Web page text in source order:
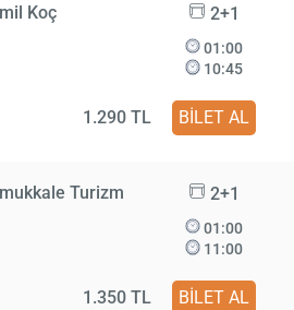
Koç 2+1
01:00
10:45
1.290 TL BİLET AL
Turizm 2+1
01:00
11:00
1.350 TL BİLET AL